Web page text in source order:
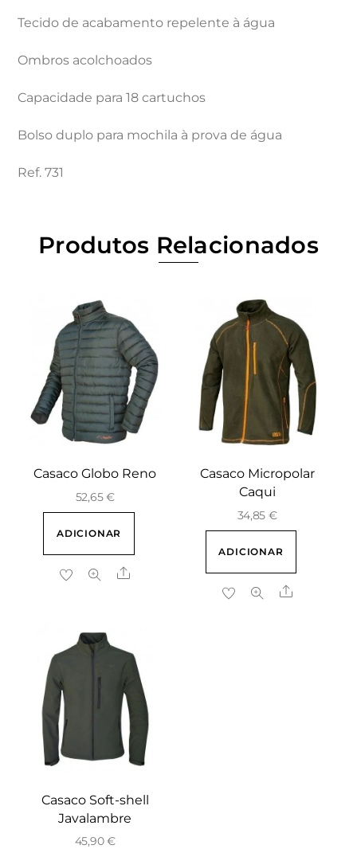
Tecido de acabamento repelente à água
Ombros acolchoados
Capacidade para 18 cartuchos
Bolso duplo para mochila à prova de água
Ref. 731
Produtos Relacionados
Casaco Globo Reno
52,65€
ADICIONAR
Share
Casaco Micropolar
Caqui
34,85 €
ADICIONAR
Share
Casaco Soft-shell
Javalambre
45,90€